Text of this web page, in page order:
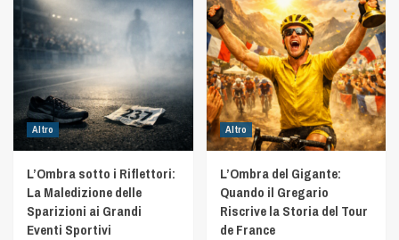
Altro
L’Ombra sotto i Riflettori:
La Maledizione delle
Sparizioni ai Grandi
Eventi Sportivi
Altro
L’Ombra del Gigante:
Quando il Gregario
Riscrive la Storia del Tour
de France